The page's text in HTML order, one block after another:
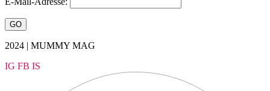
2024 | MUMMY MAG
IG FB IS